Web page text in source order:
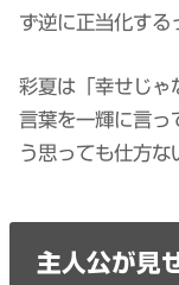
ず逆に正当化する
彩夏は「幸せじゃ
言葉を一輝に言っ
う思っても仕方な
主人公が見